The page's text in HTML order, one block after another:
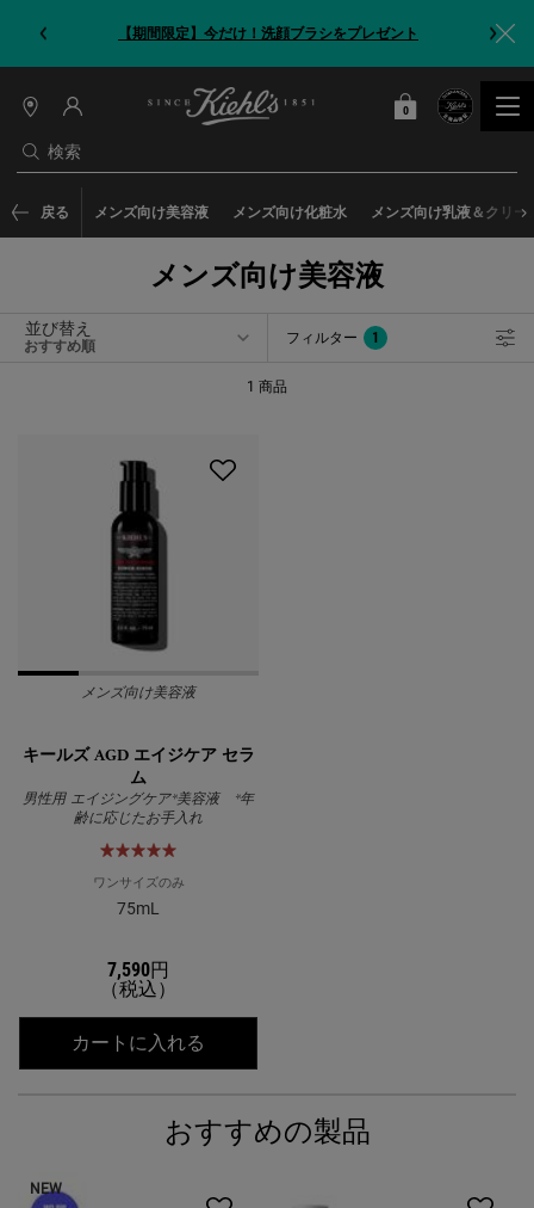
【期間限定】今だけ！洗顔ブラシをプレゼント
検索
店
情
報
カート
0
0 カート内の製品
戻る
メンズ向け美容液 メンズ向け化粧水 メンズ向け乳液＆クリー
メンズ向け美容液
並び替え フィルター
フィルターメニュー
1
フィルターが適用されました
1 商品
メンズ向け美容液
キールズ AGD エイジケア セラ
ム
男性用 エイジングケア*美容液 *年
齢に応じたお手入れ
ワンサイズのみ
75mL
7,590円
（税込）
カートに入れる
おすすめの製品
NEW